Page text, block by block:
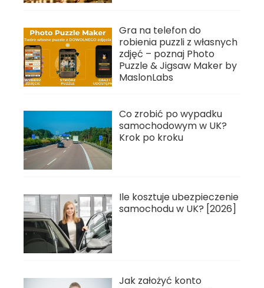
Gra na telefon do
robienia puzzli z własnych
zdjęć – poznaj Photo
Puzzle & Jigsaw Maker by
MaslonLabs
Co zrobić po wypadku
samochodowym w UK?
Krok po kroku
Ile kosztuje ubezpieczenie
samochodu w UK? [2026]
Jak założyć konto